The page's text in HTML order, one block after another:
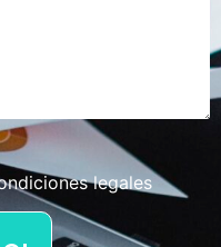
legales